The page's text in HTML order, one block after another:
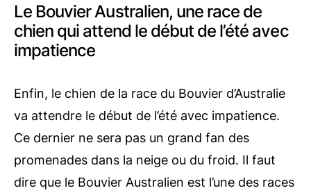
Le Bouvier Australien, une race de
chien qui attend le début de l’été avec
impatience
Enfin, le chien de la race du Bouvier d’Australie
va attendre le début de l’été avec impatience.
Ce dernier ne sera pas un grand fan des
promenades dans la neige ou du froid. Il faut
dire que le Bouvier Australien est l’une des races